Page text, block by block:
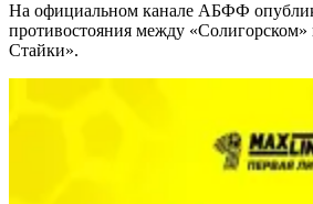
На официальном канале АБФФ
противостояния между
Стайки».